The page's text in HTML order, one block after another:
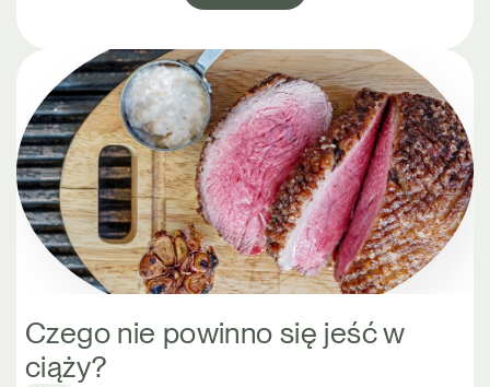
Czego nie powinno się jeść w
ciąży?